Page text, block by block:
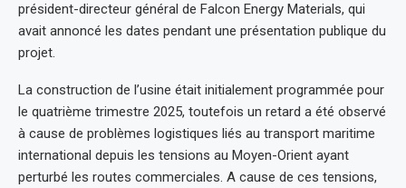
président-directeur général de Falcon Energy Materials, qui
avait annoncé les dates pendant une présentation publique du
projet.
La construction de l’usine était initialement programmée pour
le quatrième trimestre 2025, toutefois un retard a été observé
à cause de problèmes logistiques liés au transport maritime
international depuis les tensions au Moyen-Orient ayant
perturbé les routes commerciales. A cause de ces tensions,